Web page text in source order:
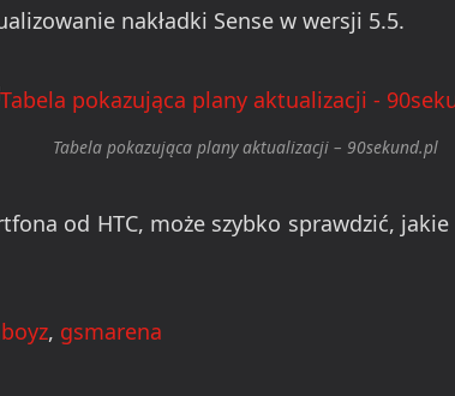
nakładki Sense w wersji 5.5.
Tabela pokazująca plany aktualizacji – 90sekund.pl
od HTC, może szybko sprawdzić,
, gsmarena